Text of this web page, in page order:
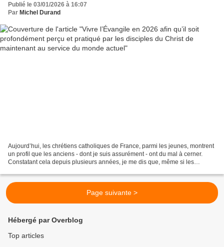
Publié le 03/01/2026 à 16:07
Par Michel Durand
Aujourd’hui, les chrétiens catholiques de France, parmi les jeunes, montrent
un profil que les anciens - dont je suis assurément - ont du mal à cerner.
Constatant cela depuis plusieurs années, je me dis que, même si les
Page suivante >
Hébergé par Overblog
Top articles